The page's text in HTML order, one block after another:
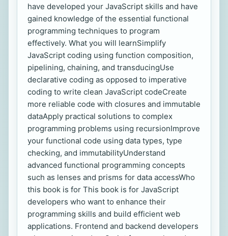
have developed your JavaScript skills and have
gained knowledge of the essential functional
programming techniques to program
effectively. What you will learnSimplify
JavaScript coding using function composition,
pipelining, chaining, and transducingUse
declarative coding as opposed to imperative
coding to write clean JavaScript codeCreate
more reliable code with closures and immutable
dataApply practical solutions to complex
programming problems using recursionImprove
your functional code using data types, type
checking, and immutabilityUnderstand
advanced functional programming concepts
such as lenses and prisms for data accessWho
this book is for This book is for JavaScript
developers who want to enhance their
programming skills and build efficient web
applications. Frontend and backend developers